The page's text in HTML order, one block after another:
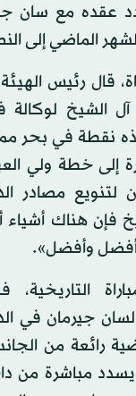
الماضي إلى
قال رئيس
آل الشيخ
نقطة في بحر
إلى خطة ولي
مصادر
هناك أشياء
أفضل وأفضل».
جيرمان في
رائعة من
مباشرة من